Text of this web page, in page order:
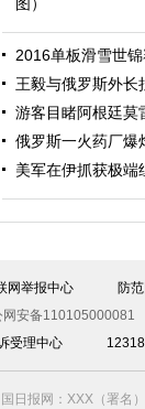
2016单板滑雪世
王毅与俄罗斯外长
游客目睹阿根廷莫
俄罗斯一火药厂爆
美军在伊抓获极端
网举报中心 防
网安备110105000081
受理中心
日报网：XXX（署名